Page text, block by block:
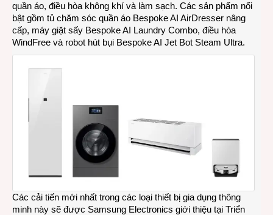
quần áo, điều hòa không khí và làm sạch. Các sản phẩm nổi
bật gồm tủ chăm sóc quần áo Bespoke AI AirDresser nâng
cấp, máy giặt sấy Bespoke AI Laundry Combo, điều hòa
WindFree và robot hút bụi Bespoke AI Jet Bot Steam Ultra.
Các cải tiến mới nhất trong các loại thiết bị gia dụng thông
minh này sẽ được Samsung Electronics giới thiệu tại Triển